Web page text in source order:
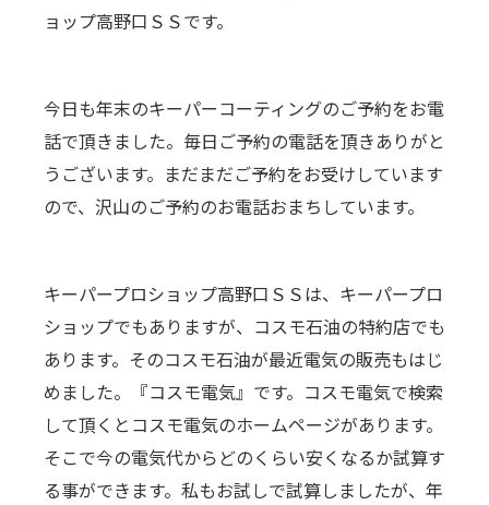
ョップ高野口ＳＳです。
今日も年末のキーパーコーティングのご予約をお電
話で頂きました。毎日ご予約の電話を頂きありがと
うございます。まだまだご予約をお受けしています
ので、沢山のご予約のお電話おまちしています。
キーパープロショップ高野口ＳＳは、キーパープロ
ショップでもありますが、コスモ石油の特約店でも
あります。そのコスモ石油が最近電気の販売もはじ
めました。『コスモ電気』です。コスモ電気で検索
して頂くとコスモ電気のホームページがあります。
そこで今の電気代からどのくらい安くなるか試算す
る事ができます。私もお試しで試算しましたが、年